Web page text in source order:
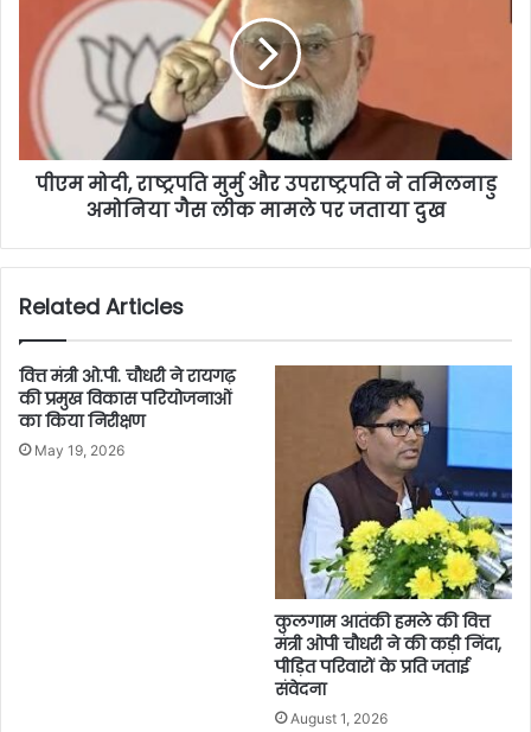
पीएम मोदी, राष्ट्रपति मुर्मु और उपराष्ट्रपति ने तमिलनाडु
अमोनिया गैस लीक मामले पर जताया दुख
Related Articles
वित्त मंत्री ओ.पी. चौधरी ने रायगढ़
की प्रमुख विकास परियोजनाओं
का किया निरीक्षण
May 19, 2026
कुलगाम आतंकी हमले की वित्त
मंत्री ओपी चौधरी ने की कड़ी निंदा,
पीड़ित परिवारों के प्रति जताई
संवेदना
August 1, 2026